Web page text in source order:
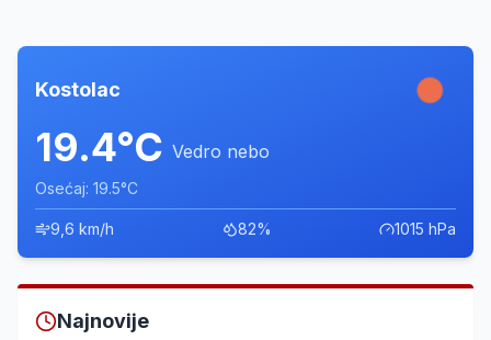
Kostolac
19.4°C Vedro nebo
Osećaj: 19.5°C
9,6 km/h 82% 1015 hPa
Najnovije